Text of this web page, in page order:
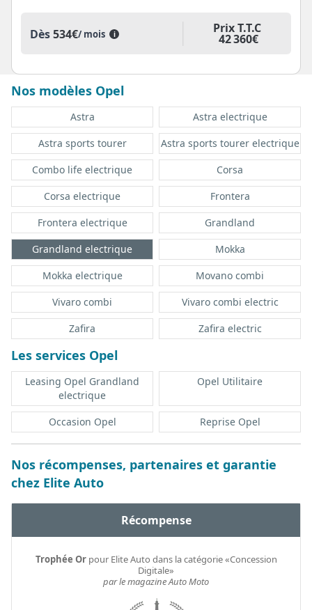
Dès534€/ mois i Prix T.T.C
42 360€
Nos modèles Opel
Astra
Astra electrique
Astra sports tourer
Astra sports tourer electrique
Combo life electrique
Corsa
Corsa electrique
Frontera
Frontera electrique
Grandland
Grandland electrique
Mokka
Mokka electrique
Movano combi
Vivaro combi
Vivaro combi electric
Zafira
Zafira electric
Les services Opel
Leasing Opel Grandland
electrique
Opel Utilitaire
Occasion Opel Reprise Opel
Nos récompenses, partenaires et garantie
chez Elite Auto
Récompense
Trophée Orpour Elite Auto dans la catégorie «Concession
Digitale»
par le magazine Auto Moto